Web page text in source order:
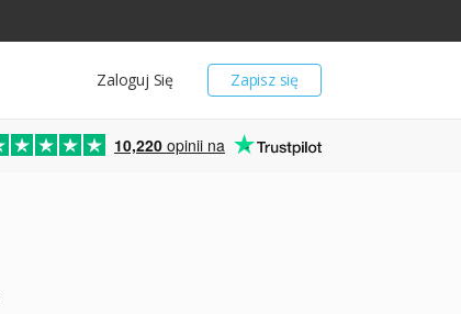
Zapisz się
Zaloguj Się
10,220 opinii na